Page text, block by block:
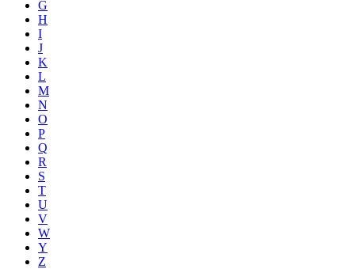
G
H
I
J
K
L
M
N
O
P
Q
R
S
T
U
V
W
Y
Z